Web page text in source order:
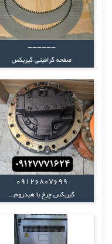
------
صفحه گرافیتی گیربکس
09126807699
گیربکس چرخ با هیدروم...